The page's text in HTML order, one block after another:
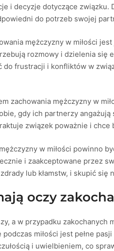
i decyzje dotyczące związku.
do potrzeb swojej
mężczyzny w miłości
rozmowy i dzielenia się
do frustracji i konfliktów w
zachowania mężczyzny w
gdy ich partnerzy
związek poważnie i
w miłości powinno
i zaakceptowane przez
lub kłamstw, i skupić się
oczy
a w przypadku
miłości jest pełne
i uwielbieniem, co